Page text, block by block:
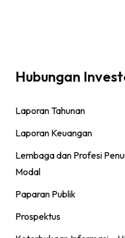
Hubungan
Laporan Tahunan
Laporan Keuangan
Lembaga dan Profesi
Modal
Paparan Publik
Prospektus